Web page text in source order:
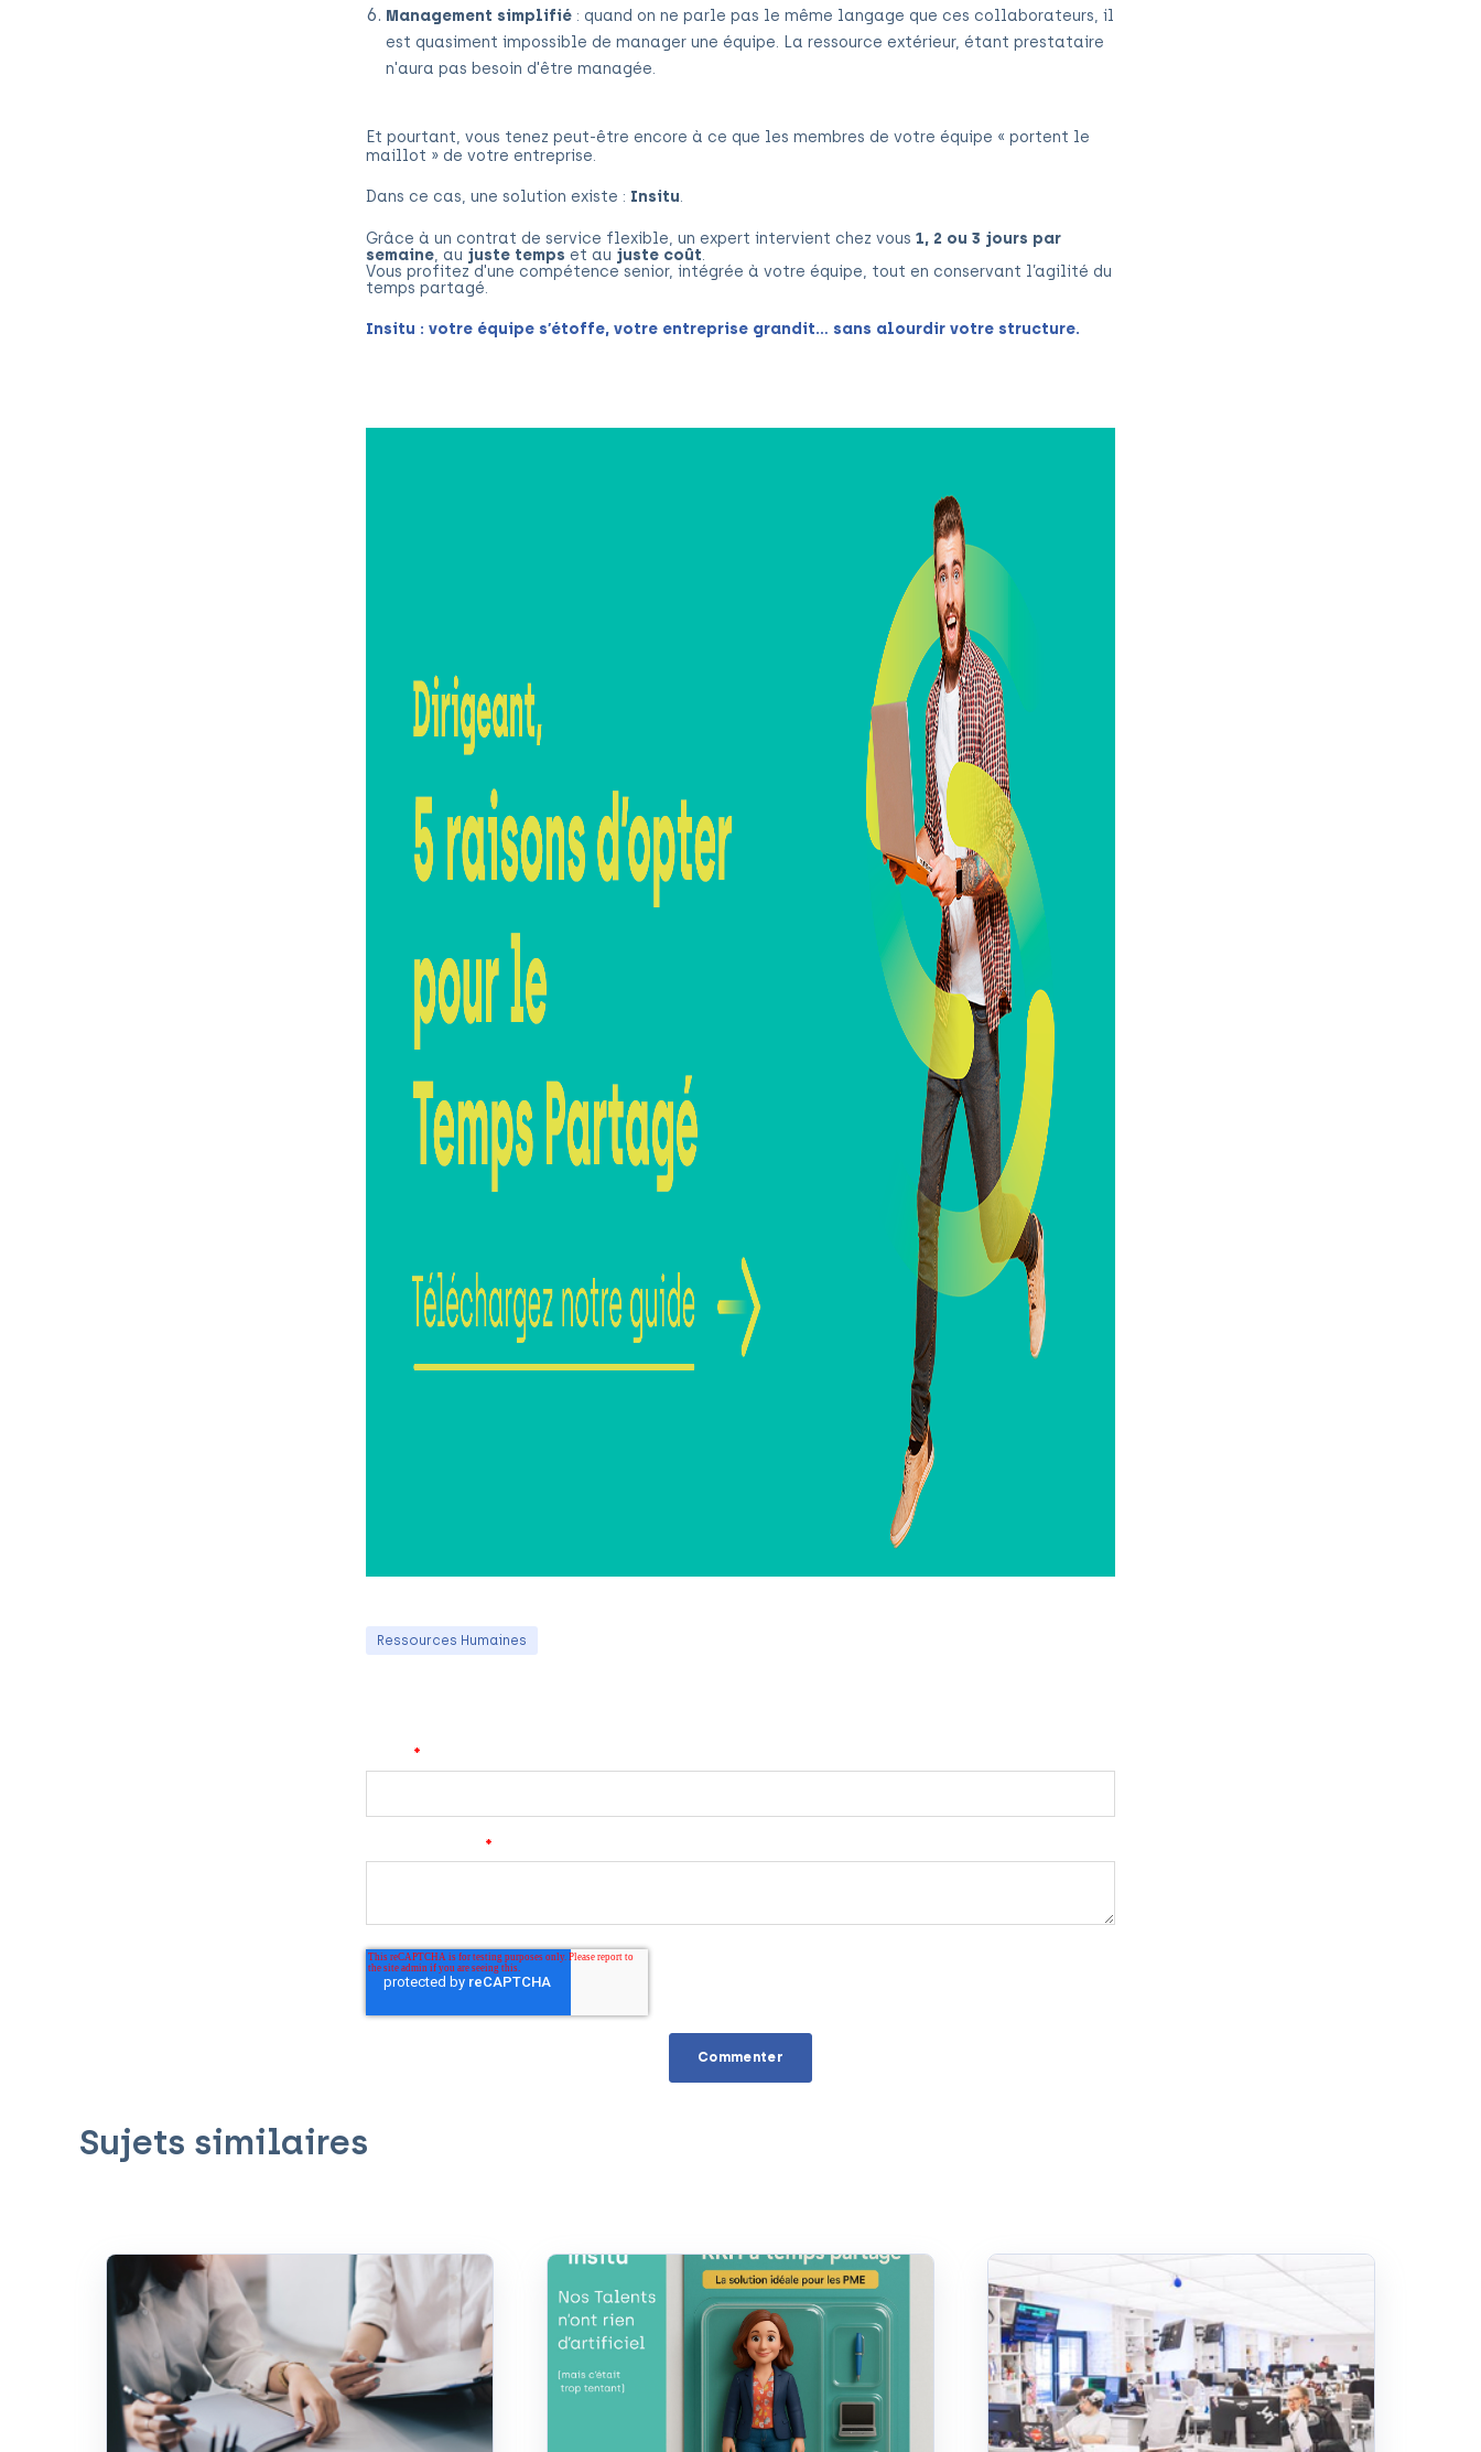
Management simplifié: quand on ne parle pas le même langage que ces collaborateurs, il
est quasiment impossible de manager une équipe. La ressource extérieur, étant prestataire
n'aura pas besoin d'être managée.
Et pourtant, vous tenez peut-être encore à ce que les membres de votre équipe « portent le
maillot » de votre entreprise.
Dans ce cas, une solution existe : Insitu.
Grâce à un contrat de service flexible, un expert intervient chez vous 1, 2 ou 3 jours par
semaine, au juste temps et au juste coût.
Vous profitez d'une compétence senior, intégrée à votre équipe, tout en conservant l’agilité du
temps partagé.
Insitu : votre équipe s’étoffe, votre entreprise grandit… sans alourdir votre structure.
Ressources Humaines
*
*
Sujets similaires